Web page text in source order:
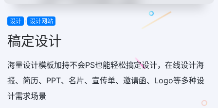
设计 设计网站
稿定设计
海量设计模板加持不会PS也能轻松搞定设计，在线设计海
报、简历、PPT、名片、宣传单、邀请函、Logo等多种设
计需求场景